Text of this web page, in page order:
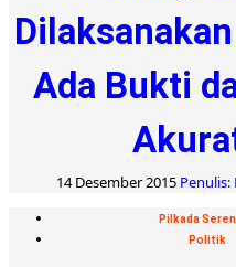
Ada Bukti
14 Desember 2015
Pilkada
Politik